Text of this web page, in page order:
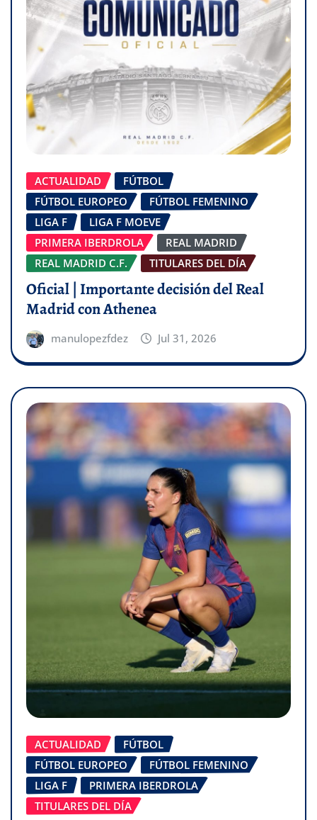
ACTUALIDAD
FÚTBOL
FÚTBOL EUROPEO
FÚTBOL FEMENINO
LIGA F
LIGA F MOEVE
PRIMERA IBERDROLA
REAL MADRID
REAL MADRID C.F.
TITULARES DEL DÍA
Oficial | Importante decisión del Real
Madrid con Athenea
manulopezfdez Jul 31, 2026
ACTUALIDAD
FÚTBOL
FÚTBOL EUROPEO
FÚTBOL FEMENINO
LIGA F
PRIMERA IBERDROLA
TITULARES DEL DÍA